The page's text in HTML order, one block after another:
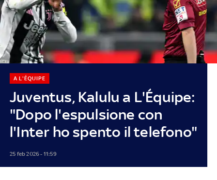
Juventus, Kalulu a L'Équipe:
"Dopo l'espulsione con
l'Inter ho spento il telefono"
A L'ÉQUIPE
25 feb 2026 - 11:59